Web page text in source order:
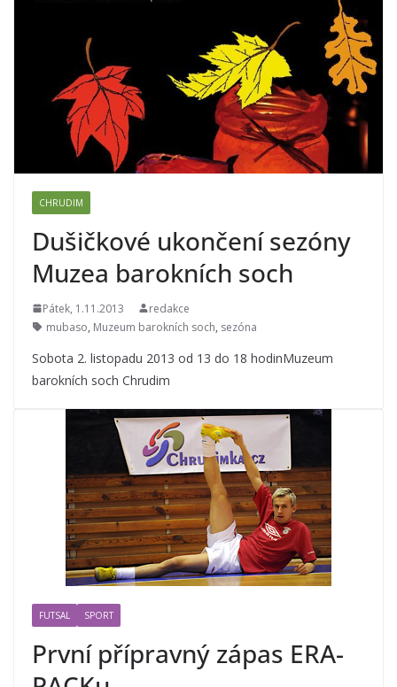
CHRUDIM
Dušičkové ukončení sezóny
Muzea barokních soch
Pátek, 1.11.2013
redakce
mubaso, Muzeum barokních soch, sezóna
Sobota 2. listopadu 2013 od 13 do 18 hodinMuzeum
barokních soch Chrudim
FUTSAL SPORT
První přípravný zápas ERA-